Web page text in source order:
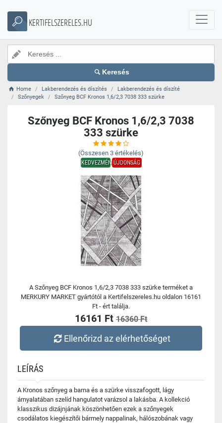
KERTIFELSZERELES.HU
Keresés
Home Lakberendezés és díszítés
Lakberendezés és díszíté
Szőnyegek
Szőnyeg BCF Kronos 1,6/2,3 7038 333 szürke
Szőnyeg BCF Kronos 1,6/2,3 7038
333 szürke
(Összesen 3 értékelés)
KEDVEZMÉNYÚJDONSÁG
A Szőnyeg BCF Kronos 1,6/2,3 7038 333 szürke terméket a
MERKURY MARKET gyártótól a Kertifelszereles.hu oldalon 16161
Ft - ért találja.
16161 Ft 16360 Ft
Ellenőrizd az elérhetőséget
LEÍRÁS
A Kronos szőnyeg a barna és a szürke visszafogott, lágy
árnyalatában szelíd hangulatot varázsol a lakásba. A kollekció
klasszikus dizájnjának köszönhetően ezek a szőnyegek
csodálatos kiegészítői bármely nappalinak, hálószobának vagy